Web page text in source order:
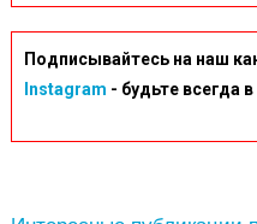
Подписывайтесь на наш
Instagram - будьте всегда